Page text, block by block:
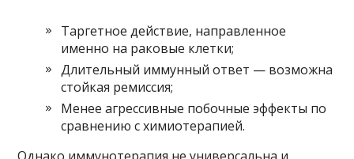
Таргетное действие, направленное
именно на раковые клетки;
Длительный иммунный ответ — возможна
стойкая ремиссия;
Менее агрессивные побочные эффекты по
сравнению с химиотерапией.